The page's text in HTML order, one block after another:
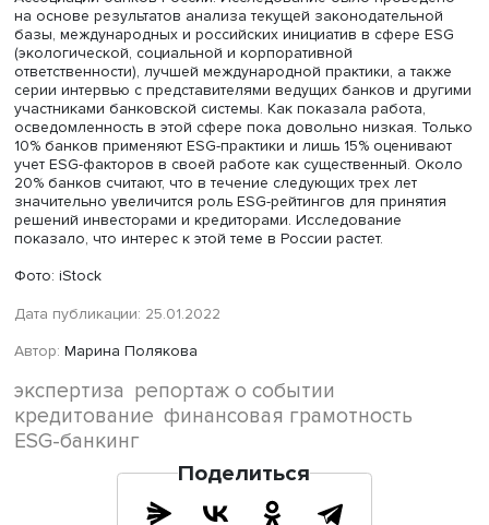
Идея очень позитивная, но нельзя забывать, что
всех разная, возразил директорБанковского института
Василий Солодков.
«Если мы говорим о малоимущих, то в первую очередь
касается инфляция по продуктовой корзине. Сейчас
двузначная. Таким образом, при предложенном
малоимущие будут просто терять деньги», —
По его мнению, гораздо эффективнее был бы такой
рыночный инструмент, как депозитный сертификат.
достаточными, признал Михаил Мамута. Вместе с тем
намерении ЦБ помочь финансовому сектору и при этом
граждан.
Ведущий консультант департамента управления
«ESG-банкинг в России», подготовленном по заказу
Ассоциации банков России. Исследование было